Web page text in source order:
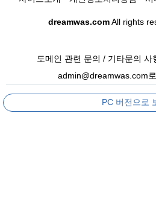
dreamwas.comAll rights
도메인 관련 문의 / 기타문의 사
admin@dreamwas.com
PC 버전으로